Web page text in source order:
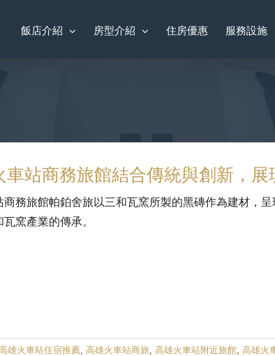
飯店介紹 房型介紹 住房優惠 服務設施
車站商務旅館結合傳統與創新，
商務旅館帕鉑舍旅以三和瓦窯所製的黑磚作為建材，
窯產業的傳承。
雄火車站住宿推薦, 高雄火車站商旅, 高雄火車站附近旅館, 高雄火